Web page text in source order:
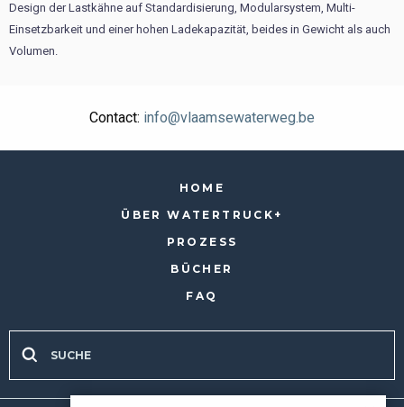
Design der Lastkähne auf Standardisierung, Modularsystem, Multi-
Einsetzbarkeit und einer hohen Ladekapazität, beides in Gewicht als auch
Volumen.
Contact: info@vlaamsewaterweg.be
HOME
ÜBER WATERTRUCK+
PROZESS
BÜCHER
FAQ